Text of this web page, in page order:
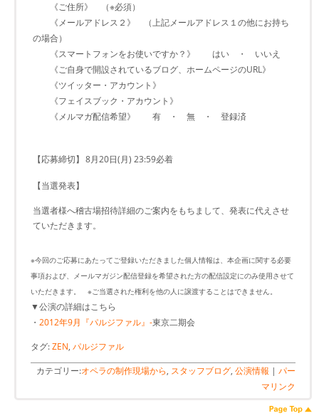
《ご住所》 （※必須）
《メールアドレス２》 （上記メールアドレス１の他にお持ち
の場合）
《スマートフォンをお使いですか？》 はい ・ いいえ
《ご自身で開設されているブログ、ホームページのURL》
《ツイッター・アカウント》
《フェイスブック・アカウント》
《メルマガ配信希望》 有 ・ 無 ・ 登録済
【応募締切】 8月20日(月) 23:59必着
【当選発表】
当選者様へ稽古場招待詳細のご案内をもちまして、発表に代えさせ
ていただきます。
※今回のご応募にあたってご登録いただきました個人情報は、本企画に関する必要
事項および、メールマガジン配信登録を希望された方の配信設定にのみ使用させて
いただきます。 ※ご当選された権利を他の人に譲渡することはできません。
▼公演の詳細はこちら
・ 2012年9月『パルジファル』-東京二期会
タグ:ZEN, パルジファル
カテゴリー:オペラの制作現場から, スタッフブログ, 公演情報 | パー
マリンク